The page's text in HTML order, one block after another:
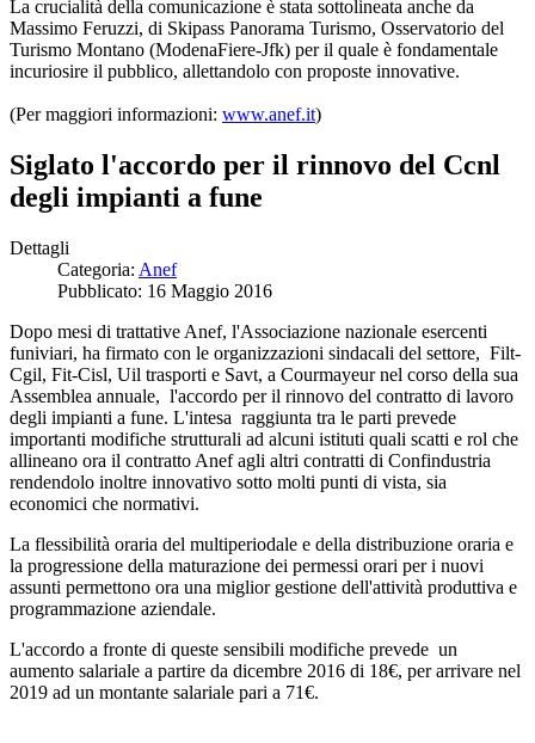
La crucialità della comunicazione è stata sottolineata anche da
Massimo Feruzzi, di Skipass Panorama Turismo, Osservatorio del
Turismo Montano (ModenaFiere-Jfk) per il quale è fondamentale
incuriosire il pubblico, allettandolo con proposte innovative.
(Per maggiori informazioni: www.anef.it)
Siglato l'accordo per il rinnovo del Ccnl
degli impianti a fune
Dettagli
Categoria: Anef
Pubblicato: 16 Maggio 2016
Dopo mesi di trattative Anef, l'Associazione nazionale esercenti
funiviari, ha firmato con le organizzazioni sindacali del settore, Filt-
Cgil, Fit-Cisl, Uil trasporti e Savt, a Courmayeur nel corso della sua
Assemblea annuale, l'accordo per il rinnovo del contratto di lavoro
degli impianti a fune. L'intesa raggiunta tra le parti prevede
importanti modifiche strutturali ad alcuni istituti quali scatti e rol che
allineano ora il contratto Anef agli altri contratti di Confindustria
rendendolo inoltre innovativo sotto molti punti di vista, sia
economici che normativi.
La flessibilità oraria del multiperiodale e della distribuzione oraria e
la progressione della maturazione dei permessi orari per i nuovi
assunti permettono ora una miglior gestione dell'attività produttiva e
programmazione aziendale.
L'accordo a fronte di queste sensibili modifiche prevede un
aumento salariale a partire da dicembre 2016 di 18€, per arrivare nel
2019 ad un montante salariale pari a 71€.